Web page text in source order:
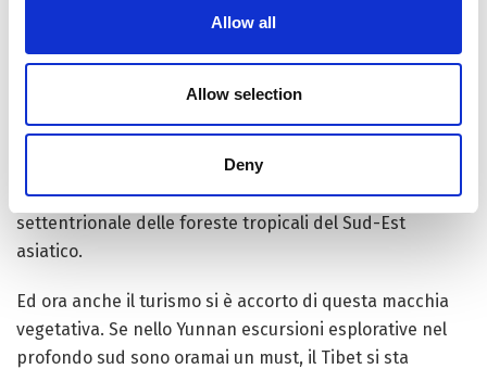
Allow all
Allow selection
Deny
di acqua e aria da creare banchi di nebbia costanti che,
secondo gli studiosi, rappresenta oltre un terzo
nebbia, assai simile nella consistenza in quella delle
aree pluviali, insieme ad un clima relativamente mite, è
il principale fattore che ha spinto così a nord il limite
settentrionale delle foreste tropicali del Sud-Est
asiatico.
Ed ora anche il turismo si è accorto di questa macchia
vegetativa. Se nello Yunnan escursioni esplorative nel
profondo sud sono oramai un must, il Tibet si sta